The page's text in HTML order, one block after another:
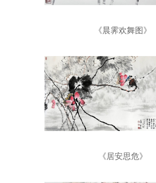
《晨霁欢舞图》
《居安思危》